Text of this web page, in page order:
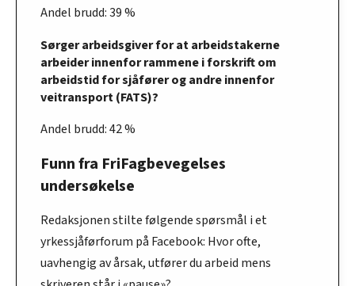
Andel brudd: 39 %
Sørger arbeidsgiver for at arbeidstakerne
arbeider innenfor rammene i forskrift om
arbeidstid for sjåfører og andre innenfor
veitransport (FATS)?
Andel brudd: 42 %
Funn fra FriFagbevegelses
undersøkelse
Redaksjonen stilte følgende spørsmål i et
yrkessjåførforum på Facebook: Hvor ofte,
uavhengig av årsak, utfører du arbeid mens